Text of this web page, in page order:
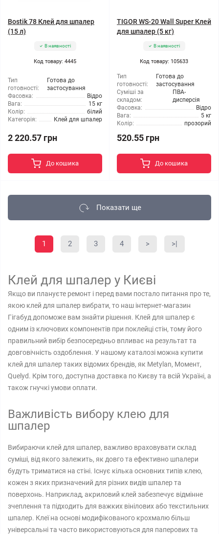
Bostik 78 Клей для шпалер
(15 л)
В наявності
Код товару: 4445
Тип
готовності:
Готова до
застосування
Фасовка:
Відро
Вага:
15 кг
Колір:
білий
Категорія:
Клей для шпалер
2 220.57 грн
До кошика
TIGOR WS-20 Wall Super Клей
для шпалер (5 кг)
В наявності
Код товару: 105633
Тип
готовності:
Готова до
застосування
Суміші за
складом:
ПВА-
дисперсія
Фасовка:
Відро
Вага:
5 кг
Колір:
прозорий
520.55 грн
До кошика
Показати ще
1 2 3 4 > >|
Клей для шпалер у Києві
Якщо ви плануєте ремонт і перед вами постало питання про те,
якою клей для шпалер вибрати, то наш інтернет-магазин
Гігабуд допоможе вам знайти рішення. Клей для шпалер є
одним із ключових компонентів при поклейці стін, тому його
правильний вибір безпосередньо впливає на результат та
довговічність оздоблення. У нашому каталозі можна купити
клей для шпалер таких відомих брендів, як Metylan, Момент,
Quelyd. Крім того, доступна доставка по Києву та всій Україні, а
також гнучкі умови оплати.
Важливість вибору клею для
шпалер
Вибираючи клей для шпалер, важливо враховувати склад
суміші, від якого залежить, як довго та ефективно шпалери
будуть триматися на стіні. Існує кілька основних типів клею,
кожен з яких призначений для різних видів шпалер та
поверхонь. Наприклад, акриловий клей забезпечує відмінне
зчеплення та підходить для важких вінілових або текстильних
шпалер. Клеї на основі модифікованого крохмалю більш
універсальні та часто використовуються для паперових та